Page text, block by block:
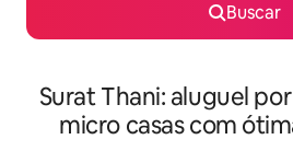
Buscar
Surat Thani: aluguel
micro casas com